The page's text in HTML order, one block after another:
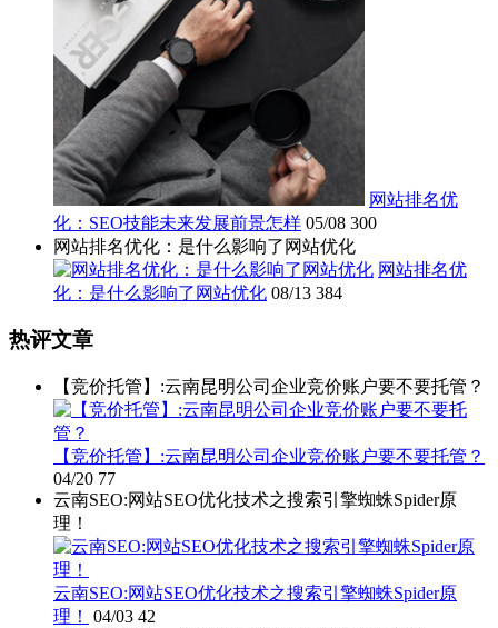
网站排名优
化：SEO技能未来发展前景怎样 05/08 300
网站排名优化：是什么影响了网站优化
网站排名优
化：是什么影响了网站优化 08/13 384
热评文章
【竞价托管】:云南昆明公司企业竞价账户要不要托管？
【竞价托管】:云南昆明公司企业竞价账户要不要托管？
04/20 77
云南SEO:网站SEO优化技术之搜索引擎蜘蛛Spider原
理！
云南SEO:网站SEO优化技术之搜索引擎蜘蛛Spider原
理！
04/03 42